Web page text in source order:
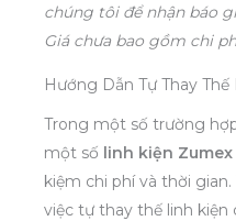
chúng tôi để nhận báo
Giá chưa bao gồm chi
Hướng Dẫn Tự Thay
Trong một số trường
một số linh kiện Zumex
kiệm chi phí và thời
việc tự thay thế linh kiện